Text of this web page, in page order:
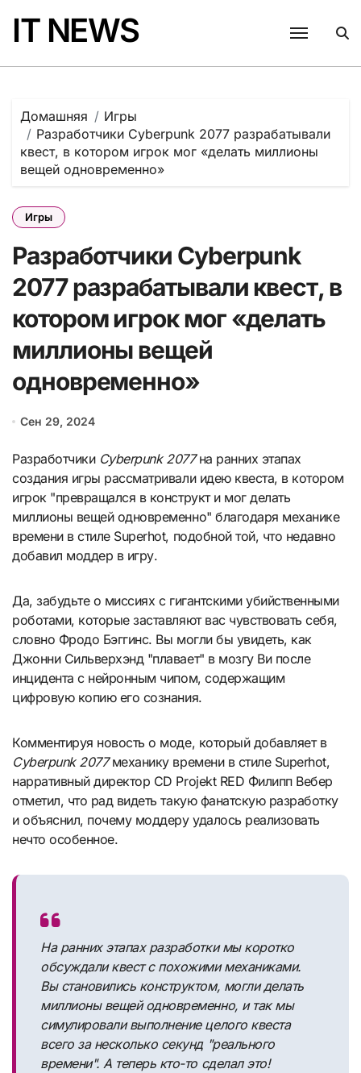
содержанию
IT NEWS
Домашняя
Игры
Разработчики Cyberpunk 2077 разрабатывали
квест, в котором игрок мог «делать миллионы
вещей одновременно»
Игры
Разработчики Cyberpunk
2077 разрабатывали квест, в
котором игрок мог «делать
миллионы вещей
одновременно»
Сен 29, 2024
Разработчики Cyberpunk 2077на ранних этапах
создания игры рассматривали идею квеста, в котором
игрок "превращался в конструкт и мог делать
миллионы вещей одновременно" благодаря механике
времени в стиле Superhot, подобной той, что недавно
добавил моддер в игру.
Да, забудьте о миссиях с гигантскими убийственными
роботами, которые заставляют вас чувствовать себя,
словно Фродо Бэггинс. Вы могли бы увидеть, как
Джонни Сильверхэнд "плавает" в мозгу Ви после
инцидента с нейронным чипом, содержащим
цифровую копию его сознания.
Комментируя новость о моде, который добавляет в
Cyberpunk 2077механику времени в стиле Superhot,
нарративный директор CD Projekt RED Филипп Вебер
отметил, что рад видеть такую фанатскую разработку
и объяснил, почему моддеру удалось реализовать
нечто особенное.
На ранних этапах разработки мы коротко
обсуждали квест с похожими механиками.
Вы становились конструктом, могли делать
миллионы вещей одновременно, и так мы
симулировали выполнение целого квеста
всего за несколько секунд "реального
времени". А теперь кто-то сделал это!